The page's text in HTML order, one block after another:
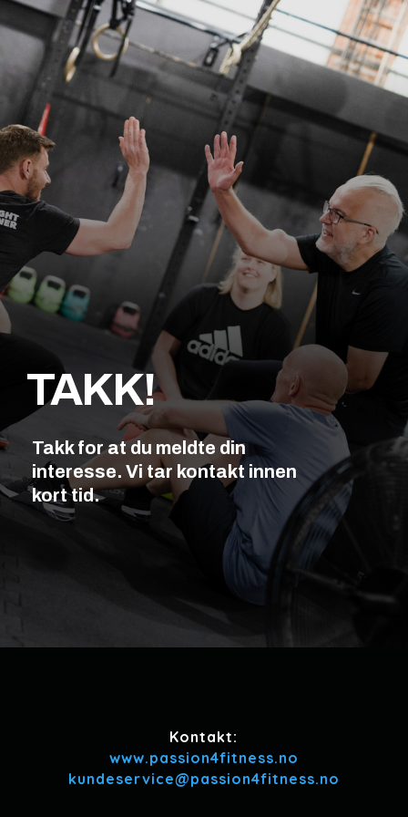
TAKK!
Takk for at du meldte din
interesse. Vi tar kontakt innen
kort tid.
Kontakt:
www.passion4fitness.no
kundeservice@passion4fitness.no